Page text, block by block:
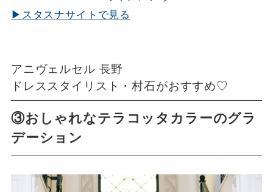
▶スタスナサイトで見る
アニヴェルセル 長野
ドレススタイリスト・村石がおすすめ♡
③おしゃれなテラコッタカラーのグラ
デーション